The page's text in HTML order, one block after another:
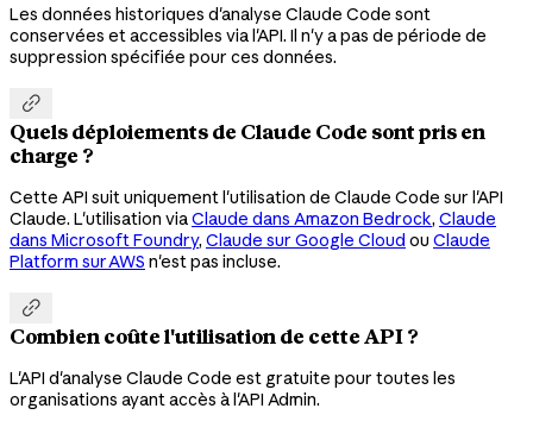
Les données historiques d'analyse Claude Code sont
conservées et accessibles via l'API. Il n'y a pas de période de
suppression spécifiée pour ces données.

Quels déploiements de Claude Code sont pris en
charge ?
Cette API suit uniquement l'utilisation de Claude Code sur l'API
Claude. L'utilisation viaClaude dans Amazon Bedrock, Claude
dans Microsoft Foundry, Claude sur Google Cloud ou Claude
Platform sur AWS n'est pas incluse.

Combien coûte l'utilisation de cette API ?
L'API d'analyse Claude Code est gratuite pour toutes les
organisations ayant accès à l'API Admin.